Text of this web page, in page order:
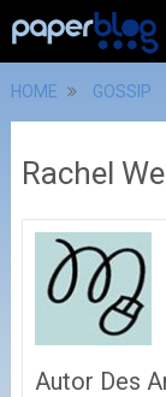
HOME GOSSIP
Rachel
Autor Des